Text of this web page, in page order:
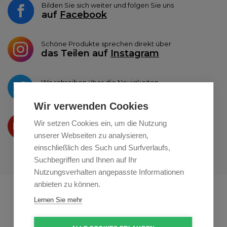
Wir verwenden Cookies
Wir setzen Cookies ein, um die Nutzung
unserer Webseiten zu analysieren,
einschließlich des Such und Surfverlaufs,
Suchbegriffen und Ihnen auf Ihr
Nutzungsverhalten angepasste Informationen
anbieten zu können.
Lernen Sie mehr
Bilden Sie sich weiter und folgen Sie uns
auf Facebook
Schöne Produkte sprechen direkt über
das Teilen auf Instagram
Wir schreiben über die Neuigkeiten
Wir präsentieren Ihre produkte
Youtube
Profikuchar.sk